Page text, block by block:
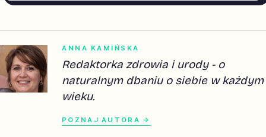
ANNA KAMIŃSKA
Redaktorka zdrowia i urody - o
naturalnym dbaniu o siebie w każdym
wieku.
POZNAJ AUTORA →